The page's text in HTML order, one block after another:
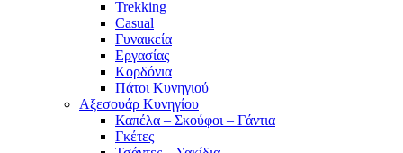
Trekking
Casual
Γυναικεία
Εργασίας
Κορδόνια
Πάτοι Κυνηγιού
Αξεσουάρ Κυνηγίου
Καπέλα – Σκούφοι – Γάντια
Γκέτες